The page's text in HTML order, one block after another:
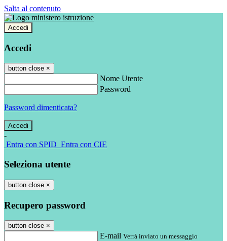
Salta al contenuto
Accedi
Accedi
button close ×
Nome Utente
Password
Password dimenticata?
-
Entra con SPID Entra con CIE
Seleziona utente
button close ×
Recupero password
button close ×
E-mail Verrà inviato un messaggio